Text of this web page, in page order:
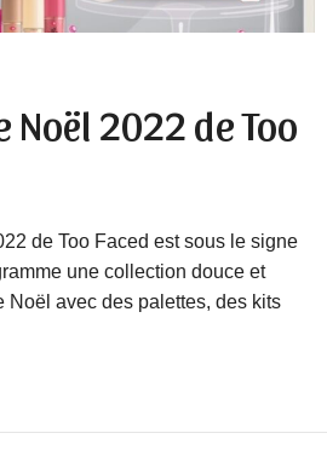
2022 de Too
de Too Faced est sous le signe
une collection douce et
Noël avec des palettes, des kits